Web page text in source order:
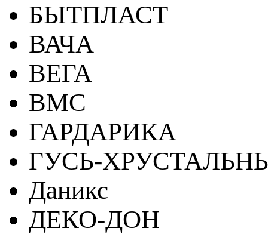
БЫТПЛАСТ
ВАЧА
ВЕГА
ВМС
ГАРДАРИКА
ГУСЬ-
Даникс
ДЕКО-ДОН